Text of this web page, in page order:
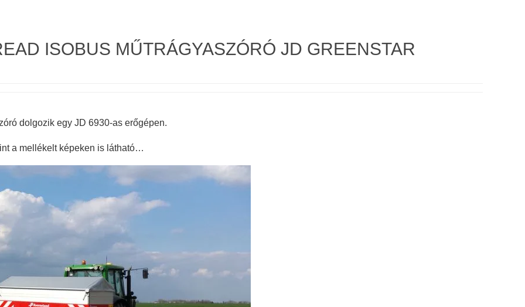
ISOBUS MŰTRÁGYASZÓRÓ JD GREENSTAR
dolgozik egy JD 6930-as erőgépen.
a mellékelt képeken is látható…